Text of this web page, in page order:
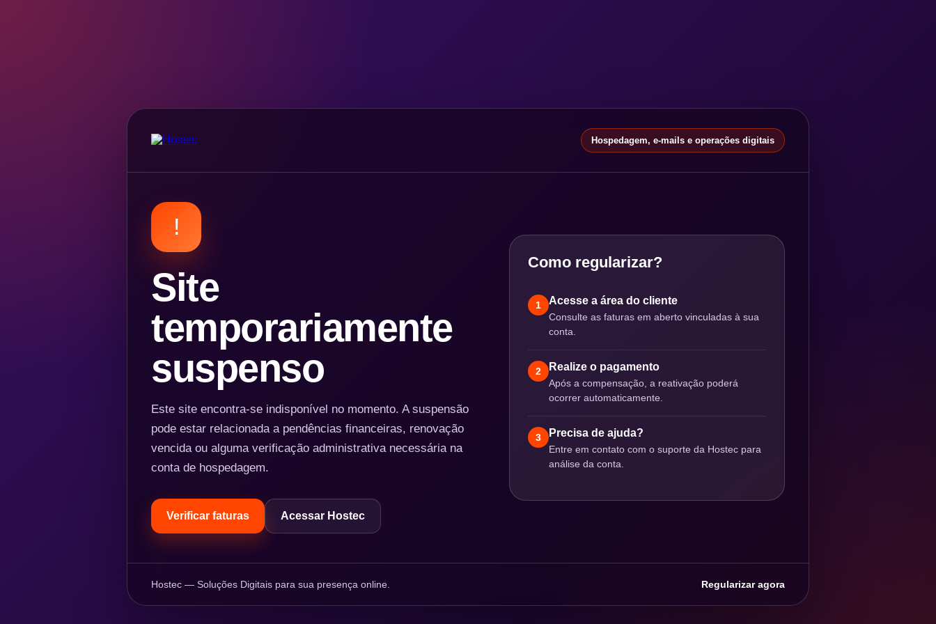
Hospedagem, e-mails e operações digitais
!
Site
temporariamente
suspenso
Este site encontra-se indisponível no momento. A suspensão
pode estar relacionada a pendências financeiras, renovação
vencida ou alguma verificação administrativa necessária na
conta de hospedagem.
Verificar faturas Acessar Hostec
Como regularizar?
1 Acesse a área do cliente
Consulte as faturas em aberto vinculadas à sua
conta.
2 Realize o pagamento
Após a compensação, a reativação poderá
ocorrer automaticamente.
3 Precisa de ajuda?
Entre em contato com o suporte da Hostec para
análise da conta.
Hostec — Soluções Digitais para sua presença online. Regularizar agora